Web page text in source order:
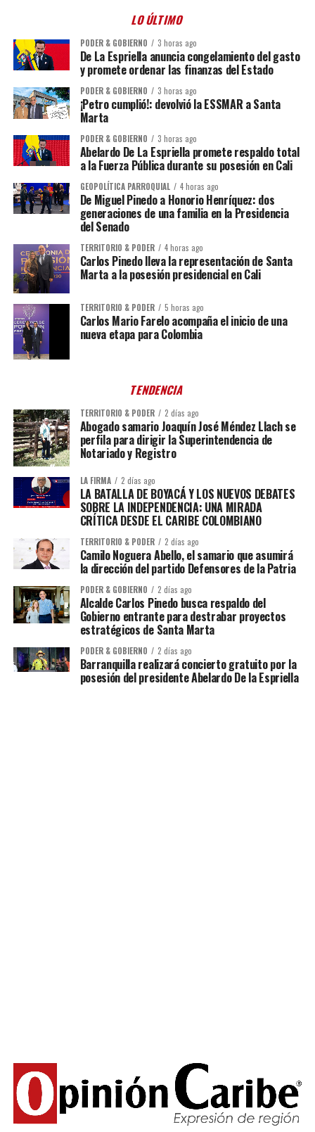
LO ÚLTIMO
PODER & GOBIERNO 3 horas ago
De La Espriella anuncia congelamiento del gasto
y promete ordenar las finanzas del Estado
PODER & GOBIERNO 3 horas ago
¡Petro cumplió!: devolvió la ESSMAR a Santa
Marta
PODER & GOBIERNO 3 horas ago
Abelardo De La Espriella promete respaldo total
a la Fuerza Pública durante su posesión en Cali
GEOPOLÍTICA PARROQUIAL 4 horas ago
De Miguel Pinedo a Honorio Henríquez: dos
generaciones de una familia en la Presidencia
del Senado
TERRITORIO & PODER 4 horas ago
Carlos Pinedo lleva la representación de Santa
Marta a la posesión presidencial en Cali
TERRITORIO & PODER 5 horas ago
Carlos Mario Farelo acompaña el inicio de una
nueva etapa para Colombia
TENDENCIA
TERRITORIO & PODER 2 días ago
Abogado samario Joaquín José Méndez Llach se
perfila para dirigir la Superintendencia de
Notariado y Registro
LA FIRMA 2 días ago
LA BATALLA DE BOYACÁ Y LOS NUEVOS DEBATES
SOBRE LA INDEPENDENCIA: UNA MIRADA
CRÍTICA DESDE EL CARIBE COLOMBIANO
TERRITORIO & PODER 2 días ago
Camilo Noguera Abello, el samario que asumirá
la dirección del partido Defensores de la Patria
PODER & GOBIERNO 2 días ago
Alcalde Carlos Pinedo busca respaldo del
Gobierno entrante para destrabar proyectos
estratégicos de Santa Marta
PODER & GOBIERNO 2 días ago
Barranquilla realizará concierto gratuito por la
posesión del presidente Abelardo De la Espriella